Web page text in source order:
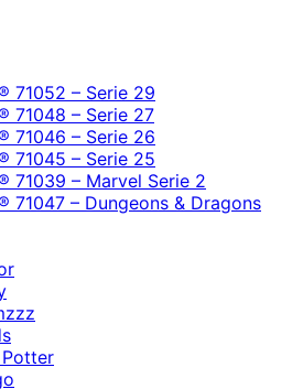
71052 – Serie 29
71048 – Serie 27
71046 – Serie 26
71045 – Serie 25
71039 – Marvel Serie 2
71047 – Dungeons & Dragons